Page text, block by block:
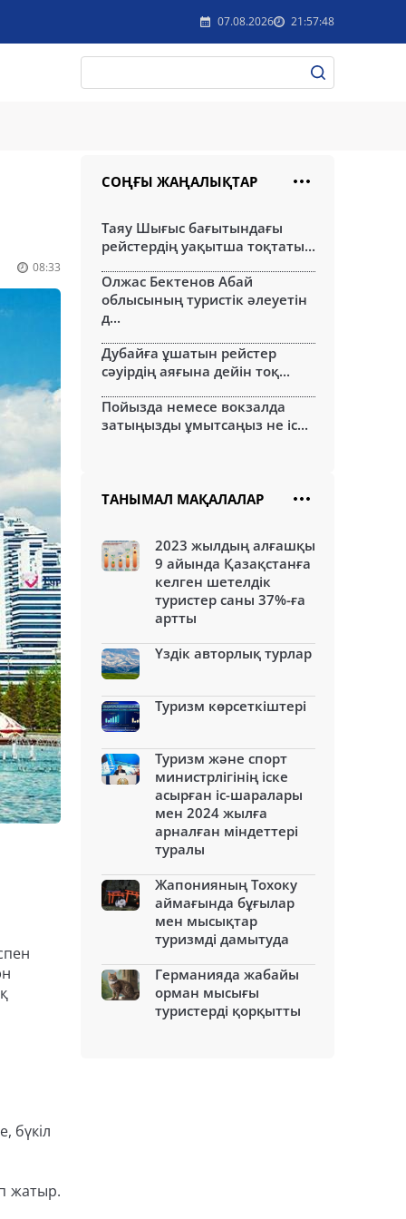
07.08.2026 21:57:48
08:33
бүкіл
жатыр.
СОҢҒЫ ЖАҢАЛЫҚТАР
Таяу Шығыс бағытындағы
рейстердің уақытша тоқтаты...
Олжас Бектенов Абай
облысының туристік әлеуетін
д...
Дубайға ұшатын рейстер
сәуірдің аяғына дейін тоқ...
Пойызда немесе вокзалда
затыңызды ұмытсаңыз не іс...
ТАНЫМАЛ МАҚАЛАЛАР
2023 жылдың алғашқы
9 айында Қазақстанға
келген шетелдік
туристер саны 37%-ға
артты
Үздік авторлық турлар
Туризм көрсеткіштері
Туризм және спорт
министрлігінің іске
асырған іс-шаралары
мен 2024 жылға
арналған міндеттері
туралы
Жапонияның Тохоку
аймағында бұғылар
мен мысықтар
туризмді дамытуда
Германияда жабайы
орман мысығы
туристерді қорқытты